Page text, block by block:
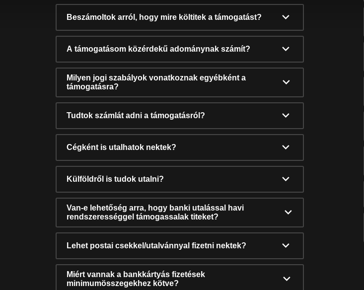
Beszámoltok arról, hogy mire költitek a támogatást?
A támogatásom közérdekű adománynak számít?
Milyen jogi szabályok vonatkoznak egyébként a
támogatásra?
Tudtok számlát adni a támogatásról?
Cégként is utalhatok nektek?
Külföldről is tudok utalni?
Van-e lehetőség arra, hogy banki utalással havi
rendszerességgel támogassalak titeket?
Lehet postai csekkel/utalvánnyal fizetni nektek?
Miért vannak a bankkártyás fizetések
minimumösszegekhez kötve?